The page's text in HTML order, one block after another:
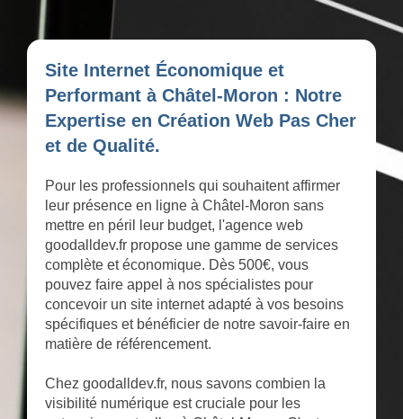
Site Internet Économique et
Performant à Châtel-Moron : Notre
Expertise en Création Web Pas Cher
et de Qualité.
Pour les professionnels qui souhaitent affirmer
leur présence en ligne à Châtel-Moron sans
mettre en péril leur budget, l'agence web
goodalldev.fr propose une gamme de services
complète et économique. Dès 500€, vous
pouvez faire appel à nos spécialistes pour
concevoir un site internet adapté à vos besoins
spécifiques et bénéficier de notre savoir-faire en
matière de référencement.
Chez goodalldev.fr, nous savons combien la
visibilité numérique est cruciale pour les